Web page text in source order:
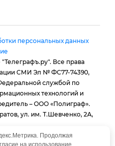
персональных данных
Все права
СМИ Эл № ФС77-74390,
службой по
технологий и
– ООО «Полиграф».
ул. им. Т.Шевченко, 2А,
Продолжая
на использование